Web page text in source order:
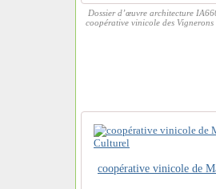
Dossier d’œuvre architecture
coopérative vinicole des